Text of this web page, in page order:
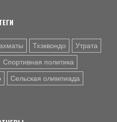
Тхэквондо Утрата
Спортивная политика
Сельская олимпиада